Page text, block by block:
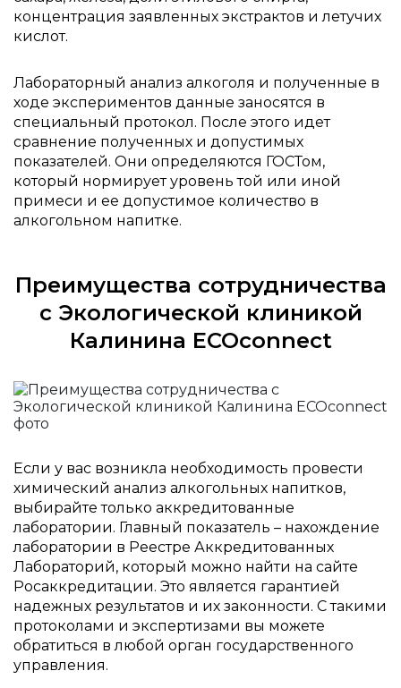
концентрация заявленных экстрактов и летучих
кислот.
Лабораторный анализ алкоголя и полученные в
ходе экспериментов данные заносятся в
специальный протокол. После этого идет
сравнение полученных и допустимых
показателей. Они определяются ГОСТом,
который нормирует уровень той или иной
примеси и ее допустимое количество в
алкогольном напитке.
Преимущества сотрудничества
с Экологической клиникой
Калинина ECOconnect
Если у вас возникла необходимость провести
химический анализ алкогольных напитков,
выбирайте только аккредитованные
лаборатории. Главный показатель – нахождение
лаборатории в Реестре Аккредитованных
Лабораторий, который можно найти на сайте
Росаккредитации. Это является гарантией
надежных результатов и их законности. С такими
протоколами и экспертизами вы можете
обратиться в любой орган государственного
управления.